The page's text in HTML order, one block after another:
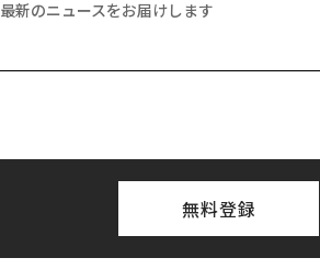
新のニュースをお届けします
無料登録